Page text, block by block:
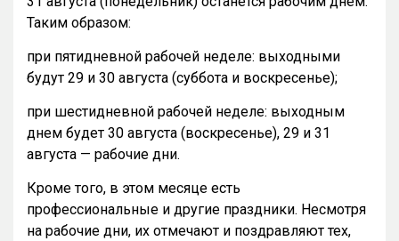
Таким образом:
при пятидневной рабочей неделе: выходными
будут 29 и 30 августа (суббота и воскресенье);
при шестидневной рабочей неделе: выходным
днем будет 30 августа (воскресенье), 29 и 31
августа — рабочие дни.
Кроме того, в этом месяце есть
профессиональные и другие праздники. Несмотря
на рабочие дни, их отмечают и поздравляют тех,